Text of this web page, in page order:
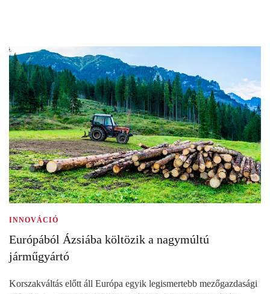
INNOVÁCIÓ
Európából Ázsiába költözik a nagymúltú
járműgyártó
Korszakváltás előtt áll Európa egyik legismertebb mezőgazdasági